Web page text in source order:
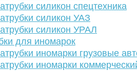
силикон спецтехника
силикон УАЗ
силикон УРАЛ
для иномарок
иномарки грузовые
иномарки